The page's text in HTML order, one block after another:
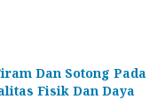
Dan Sotong Pada
Fisik Dan Daya